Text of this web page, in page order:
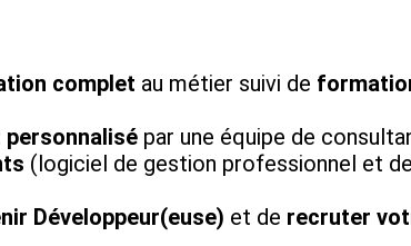
complet au métier suivi de
personnalisé par une équipe de
(logiciel de gestion professionnel et
Développeur(euse) et de recruter